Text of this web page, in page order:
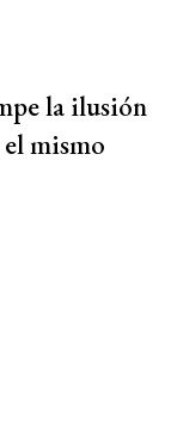
la ilusión
mismo